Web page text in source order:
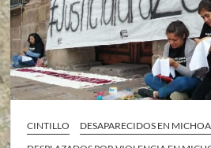
CINTILLO
DESAPARECIDOS EN